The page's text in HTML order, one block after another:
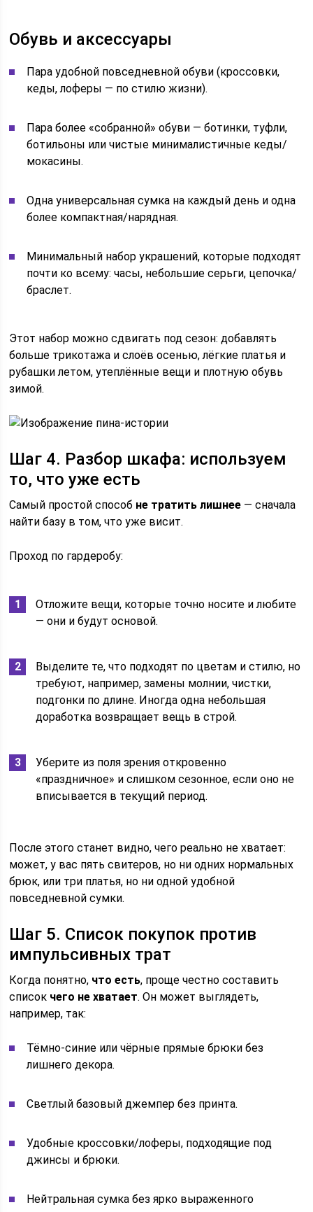
Обувь и аксессуары
Пара удобной повседневной обуви (кроссовки,
кеды, лоферы — по стилю жизни).
Пара более «собранной» обуви — ботинки, туфли,
ботильоны или чистые минималистичные кеды/
мокасины.
Одна универсальная сумка на каждый день и одна
более компактная/нарядная.
Минимальный набор украшений, которые подходят
почти ко всему: часы, небольшие серьги, цепочка/
браслет.
Этот набор можно сдвигать под сезон: добавлять
больше трикотажа и слоёв осенью, лёгкие платья и
рубашки летом, утеплённые вещи и плотную обувь
зимой.
Шаг 4. Разбор шкафа: используем
то, что уже есть
Самый простой способ не тратить лишнее — сначала
найти базу в том, что уже висит.
Проход по гардеробу:
Отложите вещи, которые точно носите и любите
— они и будут основой.
Выделите те, что подходят по цветам и стилю, но
требуют, например, замены молнии, чистки,
подгонки по длине. Иногда одна небольшая
доработка возвращает вещь в строй.
Уберите из поля зрения откровенно
«праздничное» и слишком сезонное, если оно не
вписывается в текущий период.
После этого станет видно, чего реально не хватает:
может, у вас пять свитеров, но ни одних нормальных
брюк, или три платья, но ни одной удобной
повседневной сумки.
Шаг 5. Список покупок против
импульсивных трат
Когда понятно, что есть, проще честно составить
список чего не хватает. Он может выглядеть,
например, так:
Тёмно‑синие или чёрные прямые брюки без
лишнего декора.
Светлый базовый джемпер без принта.
Удобные кроссовки/лоферы, подходящие под
джинсы и брюки.
Нейтральная сумка без ярко выраженного